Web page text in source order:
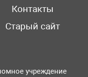
Контакты
Старый сайт
учреждение